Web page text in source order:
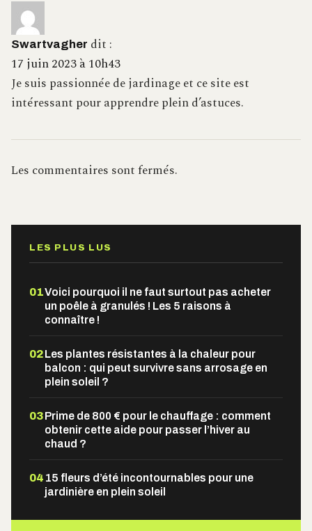
Swartvagher dit :
17 juin 2023 à 10h43
Je suis passionnée de jardinage et ce site est
intéressant pour apprendre plein d’astuces.
Les commentaires sont fermés.
LES PLUS LUS
01Voici pourquoi il ne faut surtout pas acheter
un poêle à granulés ! Les 5 raisons à
connaître !
02Les plantes résistantes à la chaleur pour
balcon : qui peut survivre sans arrosage en
plein soleil ?
03Prime de 800 € pour le chauffage : comment
obtenir cette aide pour passer l’hiver au
chaud ?
04 15 fleurs d’été incontournables pour une
jardinière en plein soleil